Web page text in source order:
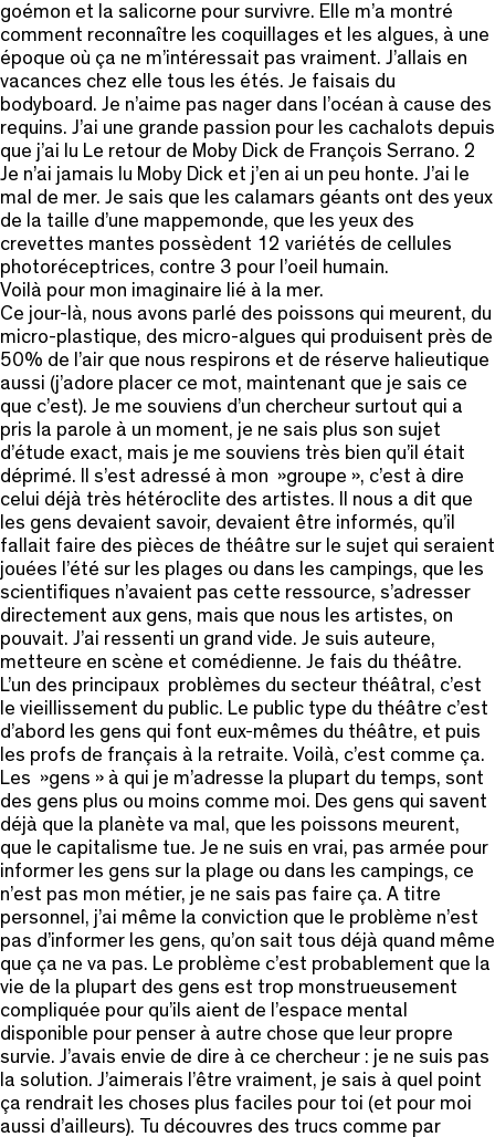
goémon et la salicorne pour survivre. Elle m’a montré
comment reconnaître les coquillages et les algues, à une
époque où ça ne m’intéressait pas vraiment. J’allais en
vacances chez elle tous les étés. Je faisais du
bodyboard. Je n’aime pas nager dans l’océan à cause des
requins. J’ai une grande passion pour les cachalots depuis
que j’ai lu Le retour de Moby Dick de François Serrano. 2
Je n’ai jamais lu Moby Dick et j’en ai un peu honte. J’ai le
mal de mer. Je sais que les calamars géants ont des yeux
de la taille d’une mappemonde, que les yeux des
crevettes mantes possèdent 12 variétés de cellules
photoréceptrices, contre 3 pour l’oeil humain.
Voilà pour mon imaginaire lié à la mer.
Ce jour-là, nous avons parlé des poissons qui meurent, du
micro-plastique, des micro-algues qui produisent près de
50% de l’air que nous respirons et de réserve halieutique
aussi (j’adore placer ce mot, maintenant que je sais ce
que c’est). Je me souviens d’un chercheur surtout qui a
pris la parole à un moment, je ne sais plus son sujet
d’étude exact, mais je me souviens très bien qu’il était
déprimé. Il s’est adressé à mon »groupe », c’est à dire
celui déjà très hétéroclite des artistes. Il nous a dit que
les gens devaient savoir, devaient être informés, qu’il
fallait faire des pièces de théâtre sur le sujet qui seraient
jouées l’été sur les plages ou dans les campings, que les
scientifiques n’avaient pas cette ressource, s’adresser
directement aux gens, mais que nous les artistes, on
pouvait. J’ai ressenti un grand vide. Je suis auteure,
metteure en scène et comédienne. Je fais du théâtre.
L’un des principaux problèmes du secteur théâtral, c’est
le vieillissement du public. Le public type du théâtre c’est
d’abord les gens qui font eux-mêmes du théâtre, et puis
les profs de français à la retraite. Voilà, c’est comme ça.
Les »gens » à qui je m’adresse la plupart du temps, sont
des gens plus ou moins comme moi. Des gens qui savent
déjà que la planète va mal, que les poissons meurent,
que le capitalisme tue. Je ne suis en vrai, pas armée pour
informer les gens sur la plage ou dans les campings, ce
n’est pas mon métier, je ne sais pas faire ça. A titre
personnel, j’ai même la conviction que le problème n’est
pas d’informer les gens, qu’on sait tous déjà quand même
que ça ne va pas. Le problème c’est probablement que la
vie de la plupart des gens est trop monstrueusement
compliquée pour qu’ils aient de l’espace mental
disponible pour penser à autre chose que leur propre
survie. J’avais envie de dire à ce chercheur : je ne suis pas
la solution. J’aimerais l’être vraiment, je sais à quel point
ça rendrait les choses plus faciles pour toi (et pour moi
aussi d’ailleurs). Tu découvres des trucs comme par